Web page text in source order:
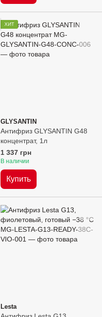
ХИТ
GLYSANTIN
Антифриз GLYSANTIN G48
концентрат, 1л
1 337 грн
В наличии
Купить
Lesta